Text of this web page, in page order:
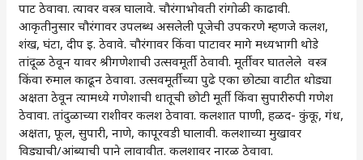
पाट ठेवावा. त्यावर वस्त्र घालावे. चौरंगाभोवती रांगोळी काढावी.
आकृतीनुसार चौरंगावर उपलब्ध असलेली पूजेची उपकरणे म्हणजे कलश,
शंख, घंटा, दीप इ. ठेवावे. चौरंगावर किंवा पाटावर मागे मध्यभागी थोडे
तांदूळ ठेवून यावर श्रीगणेशाची उत्सवमूर्ती ठेवावी. मूर्तीवर घातलेले वस्त्र
किंवा रुमाल काढून ठेवावा. उत्सवमूर्तीच्या पुढे एका छोट्या वाटीत थोड्या
अक्षता ठेवून त्यामध्ये गणेशाची धातूची छोटी मूर्ती किंवा सुपारीरुपी गणेश
ठेवावा. तांदुळाच्या राशीवर कलश ठेवावा. कलशात पाणी, हळद- कुंकू, गंध,
अक्षता, फूल, सुपारी, नाणे, कापूरवडी घालावी. कलशाच्या मुखावर
विड्याची/आंब्याची पाने लावावीत. कलशावर नारळ ठेवावा.